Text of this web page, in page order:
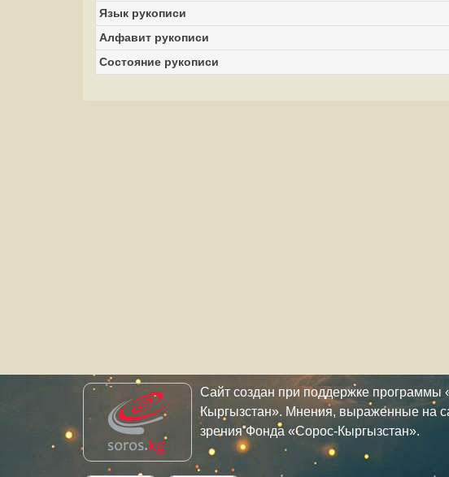
Язык рукописи
Алфавит рукописи
Состояние рукописи
Сайт создан при поддержке
Кыргызстан». Мнения, выраженные на
зрения Фонда «Сорос-Кыргызстан».